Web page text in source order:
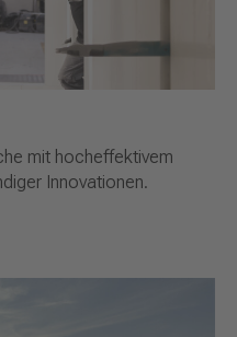
mit hocheffektivem
Innovationen.